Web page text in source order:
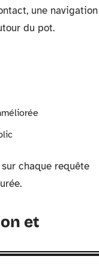
une navigation
du pot.
chaque requête
et